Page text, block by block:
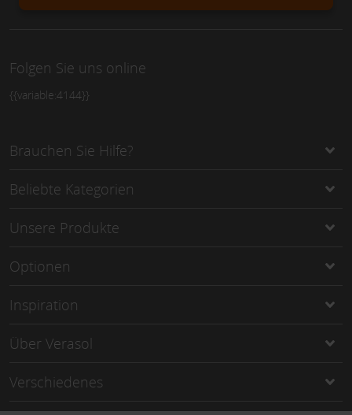
Folgen Sie uns online
{{variable:4144}}
Brauchen Sie Hilfe?
Beliebte Kategorien
Unsere Produkte
Optionen
Inspiration
Über Verasol
Verschiedenes